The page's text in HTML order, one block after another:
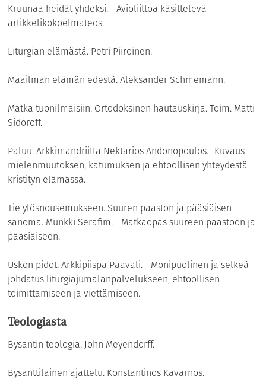
Kruunaa heidät yhdeksi. Avioliittoa käsittelevä
artikkelikokoelmateos.
Liturgian elämästä. Petri Piiroinen.
Maailman elämän edestä. Aleksander Schmemann.
Matka tuonilmaisiin. Ortodoksinen hautauskirja. Toim. Matti
Sidoroff.
Paluu. Arkkimandriitta Nektarios Andonopoulos. Kuvaus
mielenmuutoksen, katumuksen ja ehtoollisen yhteydestä
kristityn elämässä.
Tie ylösnousemukseen. Suuren paaston ja pääsiäisen
sanoma. Munkki Serafim. Matkaopas suureen paastoon ja
pääsiäiseen.
Uskon pidot. Arkkipiispa Paavali. Monipuolinen ja selkeä
johdatus liturgiajumalanpalvelukseen, ehtoollisen
toimittamiseen ja viettämiseen.
Teologiasta
Bysantin teologia. John Meyendorff.
Bysanttilainen ajattelu. Konstantinos Kavarnos.